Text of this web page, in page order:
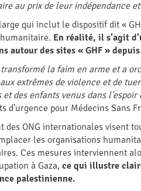
au prix de leur indépendance
qui inclut le dispositif dit «
En réalité, il s’agit
autour des sites « GHF »
la faim en arme et a
extrêmes de violence et de
des enfants venus dans
d'urgence pour Médecins Sans
des ONG internationales visent
les organisations
Ces mesures interviennent
à Gaza, ce qui illustre
palestinienne.